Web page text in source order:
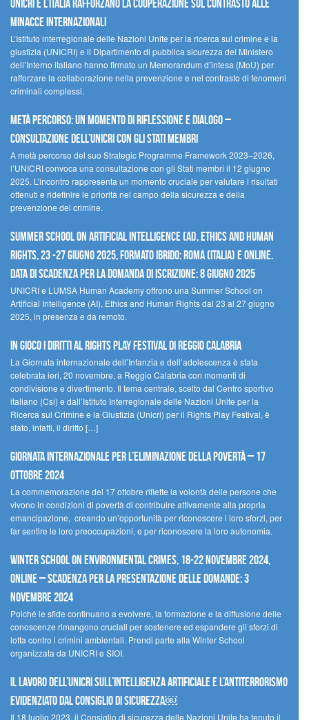
UNICRI e l’Italia rafforzano la cooperazione sul contrasto alle
minacce internazionali
L’Istituto interregionale delle Nazioni Unite per la ricerca sul crimine e la
giustizia (UNICRI) e il Dipartimento di pubblica sicurezza del Ministero
dell’Interno italiano hanno firmato un Memorandum d’intesa (MoU) per
rafforzare la collaborazione nella prevenzione e nel contrasto di fenomeni
criminali complessi.
Metà percorso: un momento di riflessione e dialogo –
Consultazione dell’UNICRI con gli Stati membri
A metà percorso del suo Strategic Programme Framework 2023–2026,
l’UNICRI convoca una consultazione con gli Stati membri il 12 giugno
2025. L’incontro rappresenta un momento cruciale per valutare i risultati
ottenuti e ridefinire le priorità nel campo della sicurezza e della
prevenzione del crimine.
Summer School on Artificial Intelligence (AI), Ethics and Human
Rights, 23 -27 giugno 2025, Formato Ibrido: Roma (Italia) e online.
Data di scadenza per la domanda di iscrizione: 8 giugno 2025
UNICRI e LUMSA Human Academy offrono una Summer School on
Artificial Intelligence (AI), Ethics and Human Rights dal 23 al 27 giugno
2025, in presenza e da remoto.
In gioco i diritti al Rights Play Festival di Reggio Calabria
La Giornata internazionale dell’Infanzia e dell’adolescenza è stata
celebrata ieri, 20 novembre, a Reggio Calabria con momenti di
condivisione e divertimento. Il tema centrale, scelto dal Centro sportivo
italiano (Csi) e dall’Istituto Interregionale delle Nazioni Unite per la
Ricerca sul Crimine e la Giustizia (Unicri) per il Rights Play Festival, è
stato, infatti, il diritto […]
Giornata internazionale per l’eliminazione della povertà – 17
ottobre 2024
La commemorazione del 17 ottobre riflette la volontà delle persone che
vivono in condizioni di povertà di contribuire attivamente alla propria
emancipazione, creando un’opportunità per riconoscere i loro sforzi, per
far sentire le loro preoccupazioni, e per riconoscere la loro autonomia.
Winter School on Environmental Crimes, 18-22 novembre 2024,
Online – Scadenza per la presentazione delle domande: 3
novembre 2024
Poiché le sfide continuano a evolvere, la formazione e la diffusione delle
conoscenze rimangono cruciali per sostenere ed espandere gli sforzi di
lotta contro i crimini ambientali. Prendi parte alla Winter School
organizzata da UNICRI e SIOI.
Il lavoro dell’UNICRI sull’intelligenza artificiale e l’antiterrorismo
evidenziato dal Consiglio di Sicurezza￼
Il 18 luglio 2023, il Consiglio di sicurezza delle Nazioni Unite ha tenuto il